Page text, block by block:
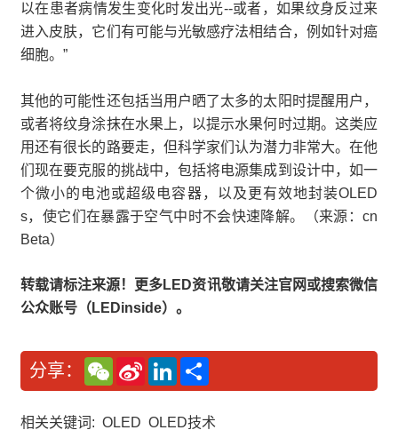
以在患者病情发生变化时发出光--或者，如果纹身反过来
进入皮肤，它们有可能与光敏感疗法相结合，例如针对癌
细胞。”
其他的可能性还包括当用户晒了太多的太阳时提醒用户，
或者将纹身涂抹在水果上，以提示水果何时过期。这类应
用还有很长的路要走，但科学家们认为潜力非常大。在他
们现在要克服的挑战中，包括将电源集成到设计中，如一
个微小的电池或超级电容器，以及更有效地封装OLED
s，使它们在暴露于空气中时不会快速降解。（来源：cn
Beta）
转载请标注来源！更多LED资讯敬请关注官网或搜索微信
公众账号（LEDinside）。
分享：
W
e
C
a
S
n
W
L
n
e
相关关键词: OLED OLED技术